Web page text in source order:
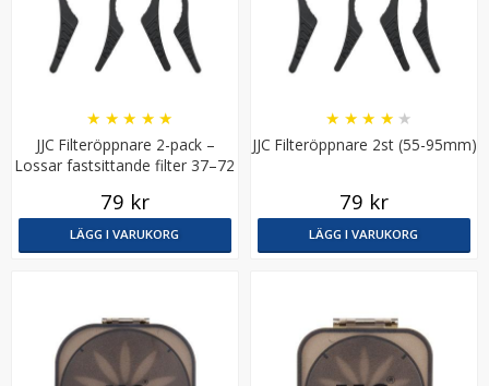
JJC Motljusskydd för Sony DT 18-55mm & 18-70mm
(ALC-SH108)
149 kr
LÄGG I VARUKORG
JJC Filteröppnare 2-pack –
Lossar fastsittande filter 37–72
★ ★ ★ ★ ★
79 kr
LÄGG I VARUKORG
JJC Filteröppnare 2st (55-95mm)
★ ★ ★ ★ ★
79 kr
LÄGG I VARUKORG